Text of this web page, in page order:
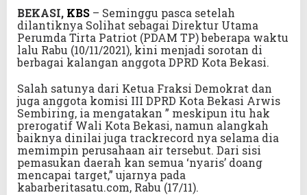
BEKASI, KBS – Seminggu pasca setelah
dilantiknya Solihat sebagai Direktur Utama
Perumda Tirta Patriot (PDAM TP) beberapa waktu
lalu Rabu (10/11/2021), kini menjadi sorotan di
berbagai kalangan anggota DPRD Kota Bekasi.
Salah satunya dari Ketua Fraksi Demokrat dan
juga anggota komisi III DPRD Kota Bekasi Arwis
Sembiring, ia mengatakan ” meskipun itu hak
prerogatif Wali Kota Bekasi, namun alangkah
baiknya dinilai juga trackrecord nya selama dia
memimpin perusahaan air tersebut. Dari sisi
pemasukan daerah kan semua ‘nyaris’ doang
mencapai target,” ujarnya pada
kabarberitasatu.com, Rabu (17/11).